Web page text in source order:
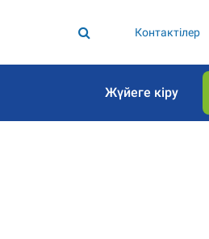
Контактілер
Жүйеге кіру